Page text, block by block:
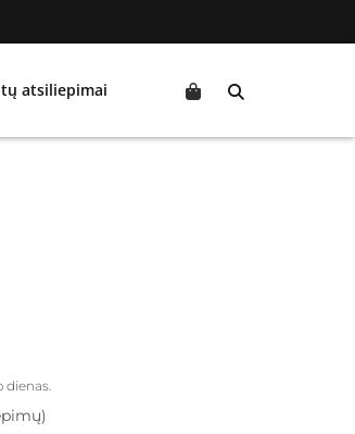
atsiliepimai
dienas.